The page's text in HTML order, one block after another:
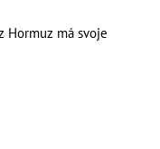
Hormuz má svoje